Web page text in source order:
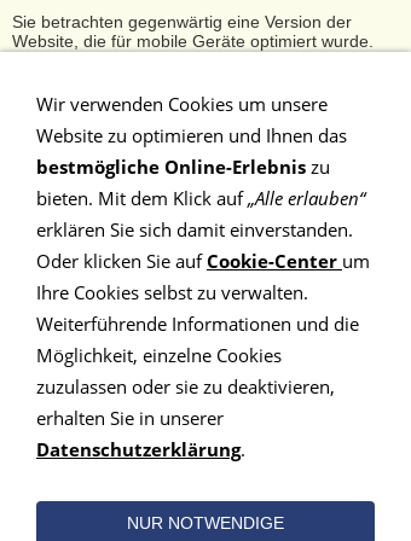
Sie betrachten gegenwärtig eine Version der
Website, die für mobile Geräte optimiert wurde.
Hinweis nicht mehr anzeigen
Navigation einblenden
PLZ-Gebiet 5
Finden Sie hier Ihren
Kinder- und Jugendcoach
Wir verwenden Cookies um unsere
Website zu optimieren und Ihnen das
bestmögliche Online-Erlebnis zu
bieten. Mit dem Klick auf„Alle erlauben“
erklären Sie sich damit einverstanden.
Oder klicken Sie aufCookie-Center um
Ihre Cookies selbst zu verwalten.
Weiterführende Informationen und die
Möglichkeit, einzelne Cookies
zuzulassen oder sie zu deaktivieren,
erhalten Sie in unserer
Datenschutzerklärung.
NUR NOTWENDIGE